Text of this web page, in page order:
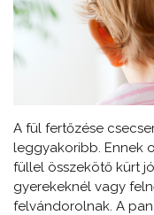
A fül fertőzése
leggyakoribb. Ennek
füllel összekötő kürt
gyerekeknél vagy
felvándorolnak. A